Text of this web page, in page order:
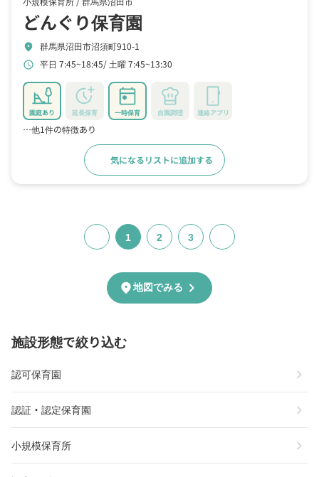
どんぐり保育園
location_on 群馬県沼田市沼須町910-1
schedule 平日 7:45~18:45 土曜 7:45~13:30
園庭あり 延長保育 一時保育 自園調理 連絡アプリ
…他1件の特徴あり
気になるリストに追加する
1 2 3
location_on地図でみる chevron_right
施設形態で絞り込む
認可保育園 chevron_right
認証・認定保育園 chevron_right
小規模保育所 chevron_right